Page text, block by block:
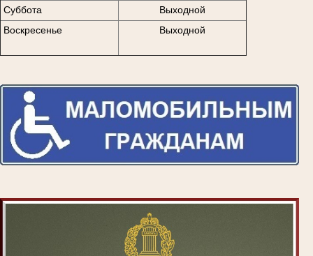
Суббота
Выходной
Воскресенье
Выходной